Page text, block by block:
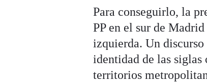
Para conseguirlo, la
PP en el sur de
izquierda. Un
identidad de las siglas
territorios